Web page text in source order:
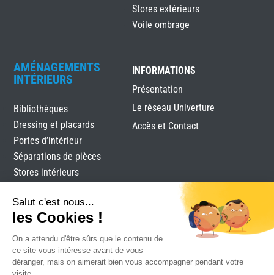
Stores extérieurs
Voile ombrage
AMÉNAGEMENTS
INTÉRIEURS
Bibliothèques
Dressing et placards
Portes d’intérieur
Séparations de pièces
Stores intérieurs
INFORMATIONS
Présentation
Le réseau Univerture
Accès et Contact
Salut c'est nous...
les Cookies !
On a attendu d'être sûrs que le contenu de
ce site vous intéresse avant de vous
déranger, mais on aimerait bien vous accompagner pendant votre
visite...